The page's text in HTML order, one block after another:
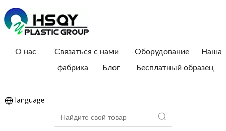
О нас Связаться с нами Оборудование
Наша
фабрика
Блог Бесплатный образец